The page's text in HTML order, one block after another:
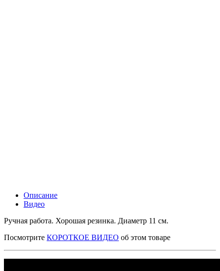
Описание
Видео
Ручная работа. Хорошая резинка. Диаметр 11 см.
Посмотрите КОРОТКОЕ ВИДЕО об этом товаре